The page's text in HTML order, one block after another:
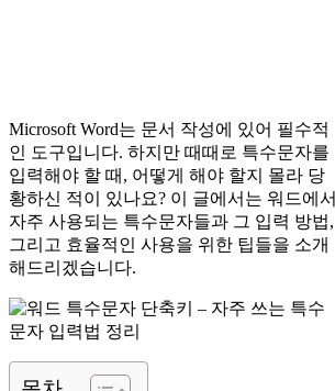
Microsoft Word는 문서 작성에 있어 필수적
인 도구입니다. 하지만 때때로 특수문자를
입력해야 할 때, 어떻게 해야 할지 몰라 당
황하신 적이 있나요? 이 글에서는 워드에서
자주 사용되는 특수문자들과 그 입력 방법,
그리고 효율적인 사용을 위한 팁들을 소개
해드리겠습니다.